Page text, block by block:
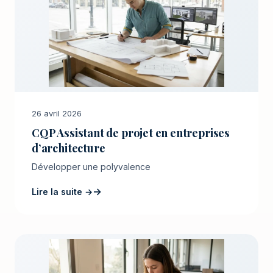
26 avril 2026
CQP Assistant de projet en entreprises
d’architecture
Développer une polyvalence
Lire la suite →